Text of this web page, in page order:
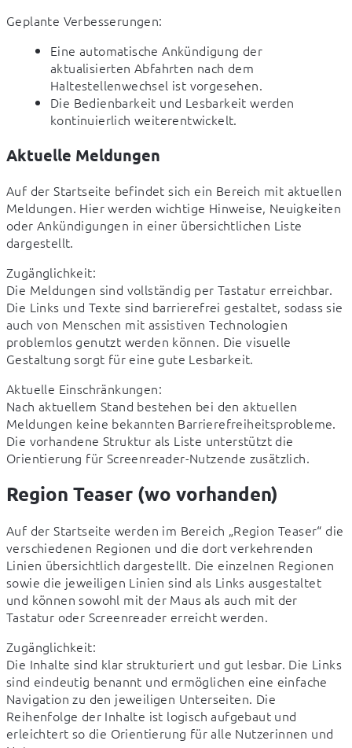
Geplante Verbesserungen:
Eine automatische Ankündigung der
aktualisierten Abfahrten nach dem
Haltestellenwechsel ist vorgesehen.
Die Bedienbarkeit und Lesbarkeit werden
kontinuierlich weiterentwickelt.
Aktuelle Meldungen
Auf der Startseite befindet sich ein Bereich mit aktuellen
Meldungen. Hier werden wichtige Hinweise, Neuigkeiten
oder Ankündigungen in einer übersichtlichen Liste
dargestellt.
Zugänglichkeit:
Die Meldungen sind vollständig per Tastatur erreichbar.
Die Links und Texte sind barrierefrei gestaltet, sodass sie
auch von Menschen mit assistiven Technologien
problemlos genutzt werden können. Die visuelle
Gestaltung sorgt für eine gute Lesbarkeit.
Aktuelle Einschränkungen:
Nach aktuellem Stand bestehen bei den aktuellen
Meldungen keine bekannten Barrierefreiheitsprobleme.
Die vorhandene Struktur als Liste unterstützt die
Orientierung für Screenreader-Nutzende zusätzlich.
Region Teaser (wo vorhanden)
Auf der Startseite werden im Bereich „Region Teaser“ die
verschiedenen Regionen und die dort verkehrenden
Linien übersichtlich dargestellt. Die einzelnen Regionen
sowie die jeweiligen Linien sind als Links ausgestaltet
und können sowohl mit der Maus als auch mit der
Tastatur oder Screenreader erreicht werden.
Zugänglichkeit:
Die Inhalte sind klar strukturiert und gut lesbar. Die Links
sind eindeutig benannt und ermöglichen eine einfache
Navigation zu den jeweiligen Unterseiten. Die
Reihenfolge der Inhalte ist logisch aufgebaut und
erleichtert so die Orientierung für alle Nutzerinnen und